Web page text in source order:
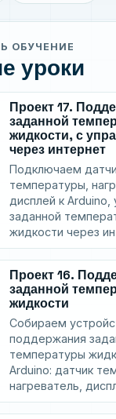
ОБУЧЕНИЕ
уроки
Проект 17.
заданной
жидкости, с
через интернет
Подключаем
температуры,
дисплей к Arduino,
заданной
жидкости через
Проект 16.
заданной
жидкости
Собираем
поддержания
температуры
Arduino: датчик
нагреватель,